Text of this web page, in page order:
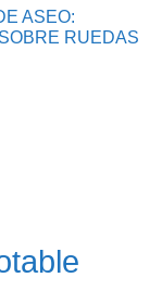
ASEO:
RUEDAS